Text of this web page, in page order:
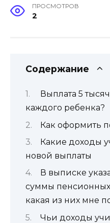
ПРОСМОТРОВ
2
Содержание
Выплата 5
каждого ребенка?
Как оформить
Какие доходы
новой выплаты
В выписке
суммы
какая из них мне
Чьи доходы